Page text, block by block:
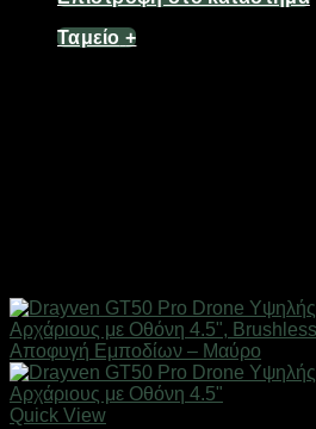
Ταμείο +
Quick View